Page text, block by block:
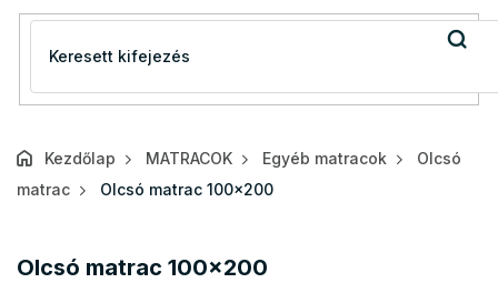
Kezdőlap MATRACOK Egyéb matracok
Olcsó
matrac
Olcsó matrac 100x200
Olcsó matrac 100x200